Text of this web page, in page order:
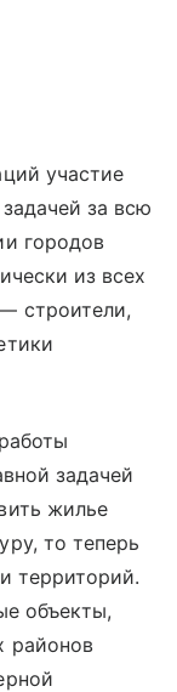
участие
за всю
городов
из всех
строители,
задачей
жилье
то теперь
территорий.
объекты,
районов